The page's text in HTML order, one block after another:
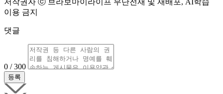
저작권자 ⓒ 브라보마이라이프 무단전재 및 재배포, AI학습
이용 금지
댓글
0 / 300